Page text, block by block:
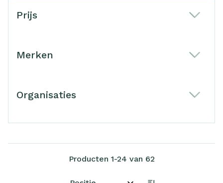
Prijs
Merken
Organisaties
Producten 1-24 van 62